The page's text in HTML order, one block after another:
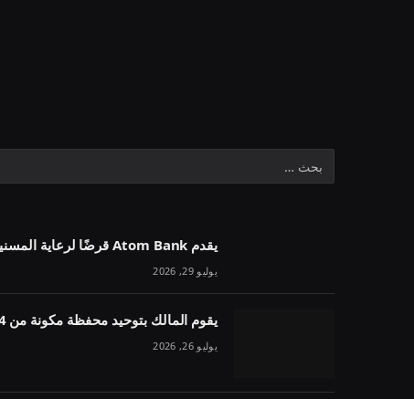
يقدم Atom Bank قرضًا لرعاية المسنين بقيمة 1.1 مليون جنيه إسترليني في خمسة أسابيع
يوليو 29, 2026
يقوم المالك بتوحيد محفظة مكونة من 54 وحدة تحت مقرض واحد
يوليو 26, 2026